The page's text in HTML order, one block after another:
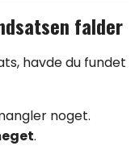
falder
havde du fundet
noget.
.